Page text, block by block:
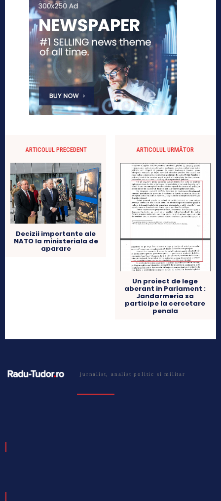
ARTICOLUL PRECEDENT
Decizii importante ale
NATO la ministeriala de
aparare
ARTICOLUL URMĂTOR
Un proiect de lege
aberant in Parlament :
Jandarmeria sa
participe la cercetare
penala
jurnalist, analist politic si militar